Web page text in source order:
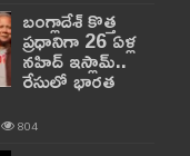
బంగ్లాదేశ్ కొత్త
ప్రధానిగా 26 ఏళ్ల
నహిద్ ఇస్లామ్..
రేసులో భారత
804